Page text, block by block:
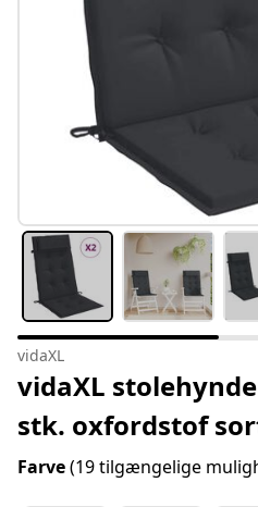
vidaXL
vidaXL
stk. oxfordstof
Farve(19 tilgængelige